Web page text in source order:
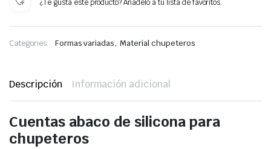
Mordedores
¿Te gusta este producto? Añádelo a tu lista de favoritos.
Categories: Formas variadas,Material chupeteros
Descripción Información adicional
Cuentas abaco de silicona para
chupeteros